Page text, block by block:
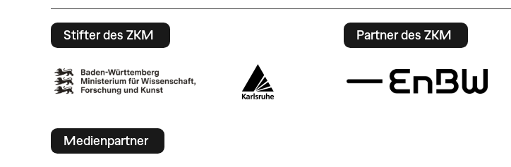
Stifter des ZKM Partner des ZKM
Medienpartner